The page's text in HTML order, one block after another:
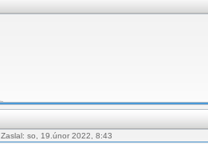
Zaslal: so, 19.únor 2022, 8:43